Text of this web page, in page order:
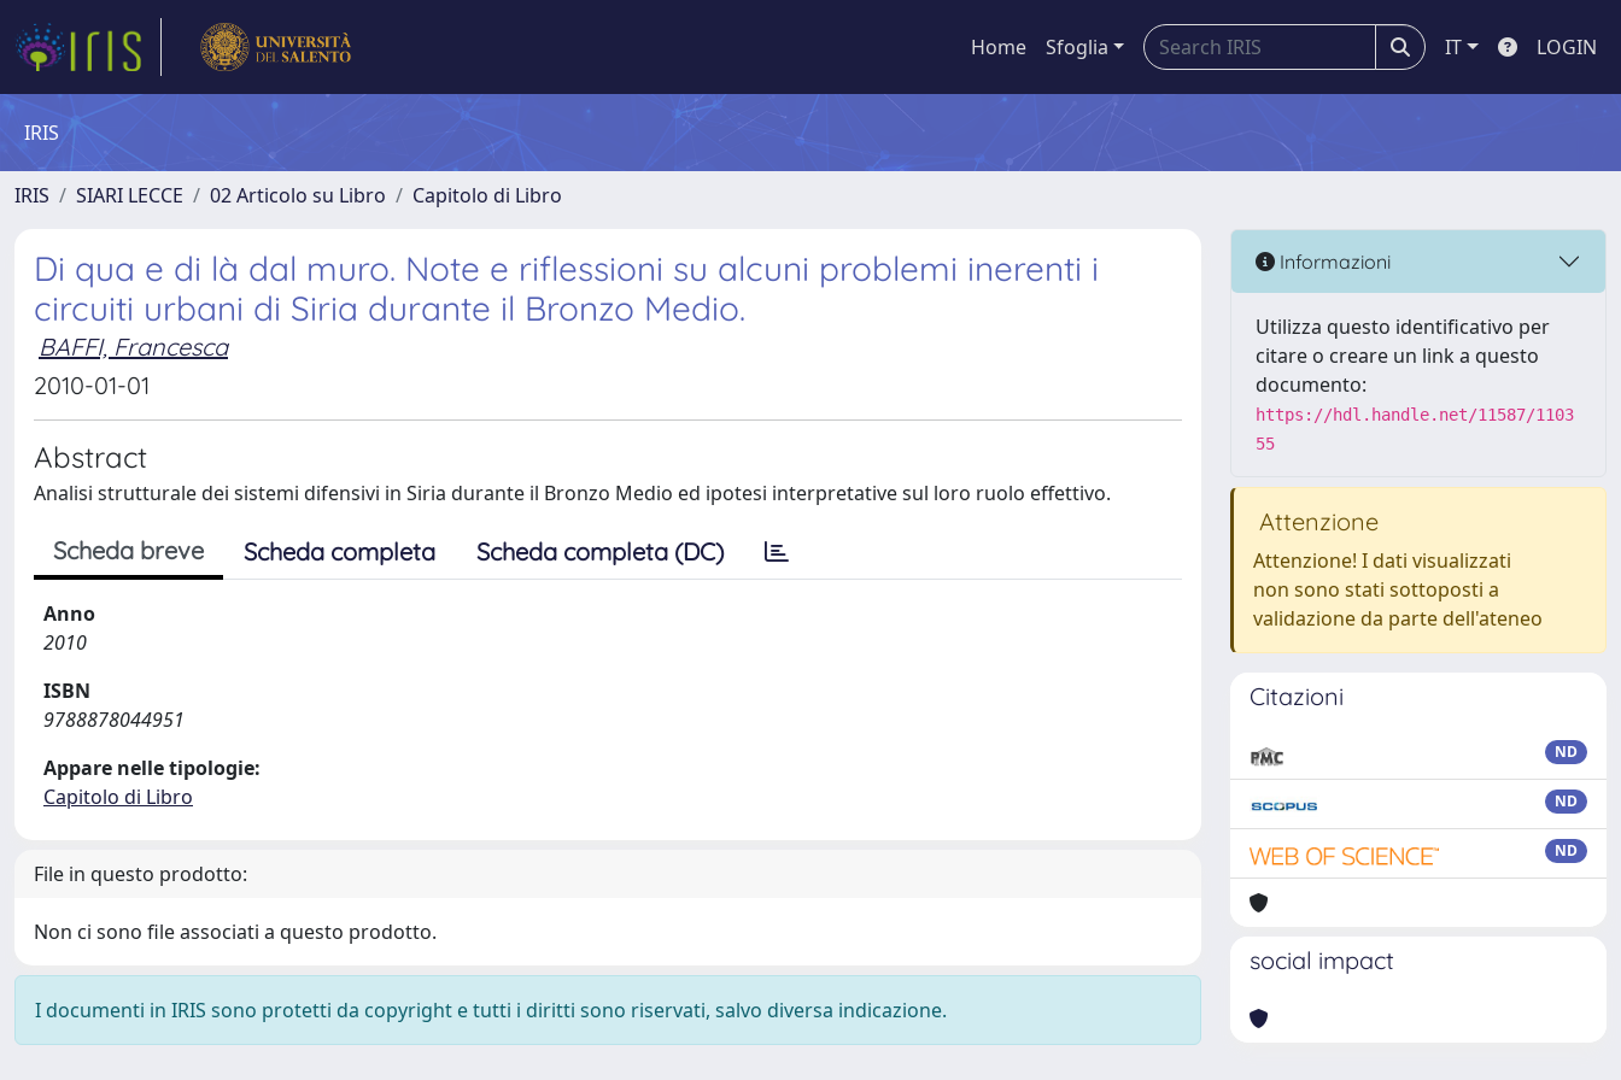
Home Sfoglia IT LOGIN
IRIS
IRIS SIARI LECCE 02 Articolo su Libro Capitolo di Libro
Di qua e di là dal muro. Note e riflessioni su alcuni problemi inerenti i
circuiti urbani di Siria durante il Bronzo Medio.
BAFFI, Francesca
2010-01-01
Abstract
Analisi strutturale dei sistemi difensivi in Siria durante il Bronzo Medio ed ipotesi interpretative sul loro ruolo effettivo.
Scheda breve Scheda completa Scheda completa (DC)
Anno
2010
ISBN
9788878044951
Appare nelle tipologie:
Capitolo di Libro
File in questo prodotto:
Non ci sono file associati a questo prodotto.
I documenti in IRIS sono protetti da copyright e tutti i diritti sono riservati, salvo diversa indicazione.
Informazioni
Utilizza questo identificativo per
citare o creare un link a questo
documento:
https://hdl.handle.net/11587/1103
55
Attenzione
Attenzione! I dati visualizzati
non sono stati sottoposti a
validazione da parte dell'ateneo
Citazioni
ND
ND
ND
social impact